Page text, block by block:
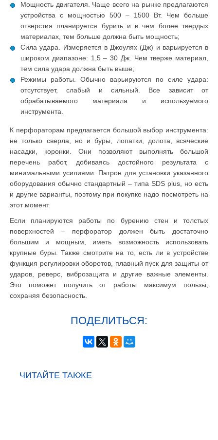
Мощность двигателя. Чаще всего на рынке предлагаются
устройства с мощностью 500 – 1500 Вт. Чем больше
отверстия планируется бурить и в чем более твердых
материалах, тем больше должна быть мощность;
Сила удара. Измеряется в Джоулях (Дж) и варьируется в
широком диапазоне: 1,5 – 30 Дж. Чем тверже материал,
тем сила удара должна быть выше;
Режимы работы. Обычно варьируются по силе удара:
отсутствует, слабый и сильный. Все зависит от
обрабатываемого материала и используемого
инструмента.
К перфораторам предлагается большой выбор инструмента:
не только сверла, но и буры, лопатки, долота, всяческие
насадки, коронки. Они позволяют выполнять большой
перечень работ, добиваясь достойного результата с
минимальными усилиями. Патрон для установки указанного
оборудования обычно стандартный – типа SDS plus, но есть
и другие варианты, поэтому при покупке надо посмотреть на
этот момент.
Если планируются работы по бурению стен и толстых
поверхностей – перфоратор должен быть достаточно
большим и мощным, иметь возможность использовать
крупные буры. Также смотрите на то, есть ли в устройстве
функция регулировки оборотов, плавный пуск для защиты от
ударов, реверс, виброзащита и другие важные элементы.
Это поможет получить от работы максимум пользы,
сохраняя безопасность.
ПОДЕЛИТЬСЯ:
ЧИТАЙТЕ ТАКЖЕ